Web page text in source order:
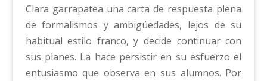
Clara garrapatea una carta de respuesta plena
de formalismos y ambigüedades, lejos de su
habitual estilo franco, y decide continuar con
sus planes. La hace persistir en su esfuerzo el
entusiasmo que observa en sus alumnos. Por